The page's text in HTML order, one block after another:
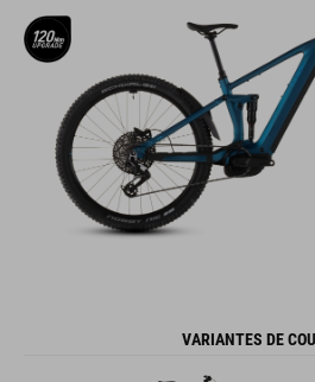
VARIANTES DE